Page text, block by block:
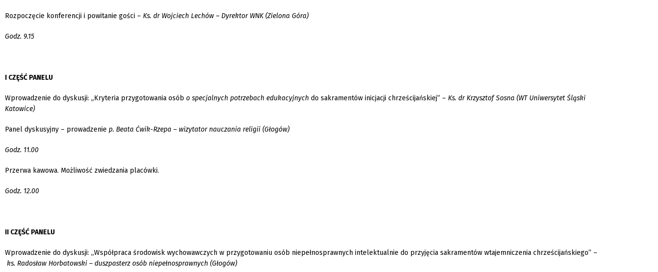
Rozpoczęcie konferencji i powitanie gości – Ks. dr Wojciech Lechów – Dyrektor WNK (Zielona Góra)
Godz. 9.15
I CZĘŚĆ PANELU
Wprowadzenie do dyskusji: „Kryteria przygotowania osób o specjalnych potrzebach edukacyjnych do sakramentów inicjacji chrześcijańskiej” – Ks. dr Krzysztof Sosna (WT Uniwersytet Śląski
Katowice)
Panel dyskusyjny – prowadzenie p. Beata Ćwik-Rzepa – wizytator nauczania religii (Głogów)
Godz. 11.00
Przerwa kawowa. Możliwość zwiedzania placówki.
Godz. 12.00
II CZĘŚĆ PANELU
Wprowadzenie do dyskusji: „Współpraca środowisk wychowawczych w przygotowaniu osób niepełnosprawnych intelektualnie do przyjęcia sakramentów wtajemniczenia chrześcijańskiego” –
ks. Radosław Horbatowski – duszpasterz osób niepełnosprawnych (Głogów)